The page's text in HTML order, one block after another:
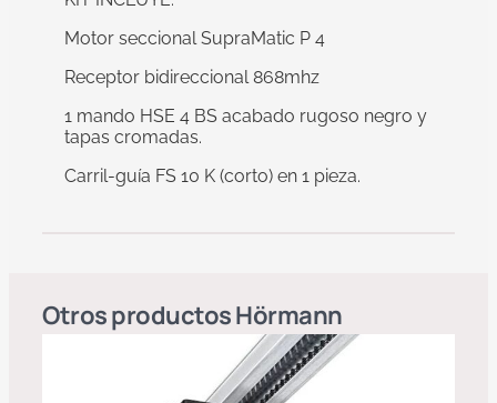
Motor seccional SupraMatic P 4
Receptor bidireccional 868mhz
1 mando HSE 4 BS acabado rugoso negro y
tapas cromadas.
Carril-guía FS 10 K (corto) en 1 pieza.
Otros productosHörmann